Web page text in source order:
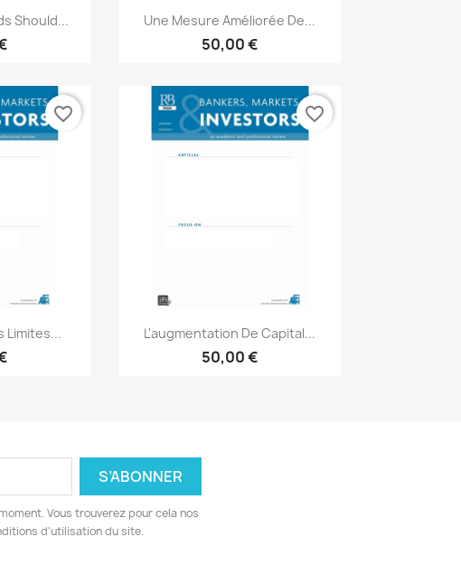
Should... Aperçu rapide
Une Mesure Améliorée De...
50,00 €
Limites...
favorite_border
Aperçu rapide
L'augmentation De Capital...
50,00 €
favorite_border
Vous trouverez pour cela nos
d'utilisation du site.